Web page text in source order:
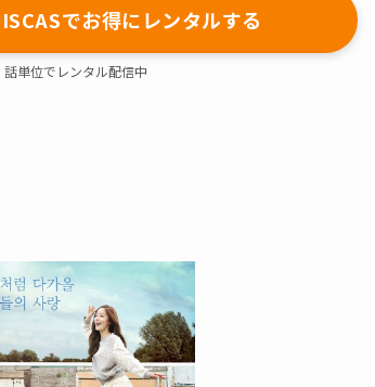
でお得にレンタルする
話単位でレンタル配信中